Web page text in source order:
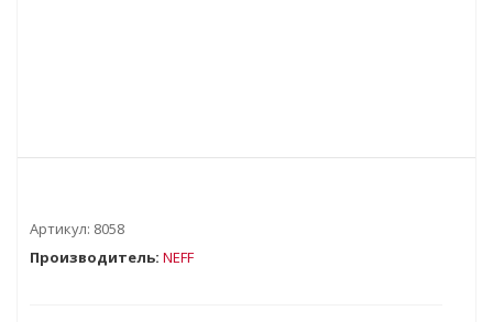
Артикул: 8058
Производитель: NEFF